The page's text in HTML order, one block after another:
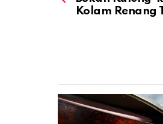
Kolam Renang